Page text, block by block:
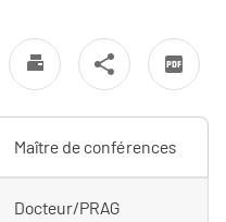
Maître de conférences
Docteur/PRAG